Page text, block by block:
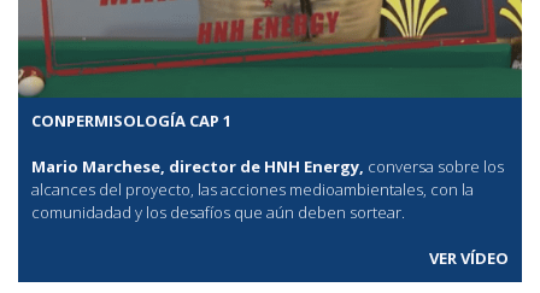
CONPERMISOLOGÍA CAP 1
Mario Marchese, director de HNH Energy, conversa sobre los
alcances del proyecto, las acciones medioambientales, con la
comunidadad y los desafíos que aún deben sortear.
VER VÍDEO